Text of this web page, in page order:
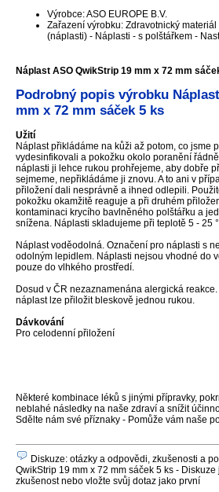
Výrobce: ASO EUROPE B.V.
Zařazení výrobku: Zdravotnický
(náplasti) - Náplasti - s polštářkem -
Náplast ASO QwikStrip 19 mm x 72 mm
Podrobný popis výrobku
mm x 72 mm sáček 5 ks
Užití
Náplast přikládáme na kůži až potom, co jsme
vydesinfikovali a pokožku okolo poranění
náplasti ji lehce rukou prohřejeme, aby dobře
sejmeme, nepřikládáme ji znovu. A to ani v
přiložení dali nesprávně a ihned odlepili.
pokožku okamžitě reaguje a při druhém
kontaminaci krycího bavlněného polštářku a
snížena. Náplasti skladujeme při teplotě 5 - 25
Náplast voděodolná. Označení pro náplasti s
odolným lepidlem. Náplasti nejsou vhodné do
pouze do vlhkého prostředí.
Dosud v ČR nezaznamenána alergická
náplast lze přiložit bleskově jednou rukou.
Dávkování
Pro celodenní přiložení
Některé kombinace léků s jinými přípravky,
neblahé následky na naše zdraví a snížit
Sdělte nám své příznaky - Pomůže vám naše
Diskuze: otázky a odpovědi, zkušenosti a
QwikStrip 19 mm x 72 mm sáček 5 ks -
zkušenost nebo vložte svůj dotaz jako první